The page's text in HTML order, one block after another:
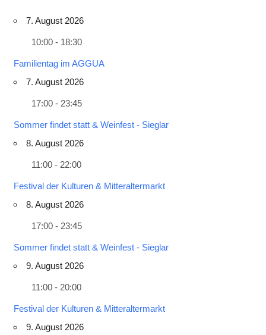
7. August 2026
10:00 - 18:30
Familientag im AGGUA
7. August 2026
17:00 - 23:45
Sommer findet statt & Weinfest - Sieglar
8. August 2026
11:00 - 22:00
Festival der Kulturen & Mitteraltermarkt
8. August 2026
17:00 - 23:45
Sommer findet statt & Weinfest - Sieglar
9. August 2026
11:00 - 20:00
Festival der Kulturen & Mitteraltermarkt
9. August 2026